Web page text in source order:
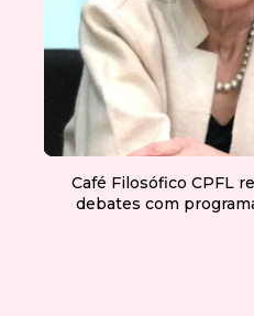
Café Filosófico CPFL
debates com